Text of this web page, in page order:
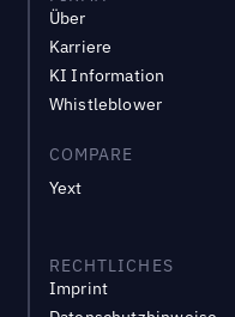
Über
Karriere
KI Information
Whistleblower
COMPARE
Yext
RECHTLICHES
Imprint